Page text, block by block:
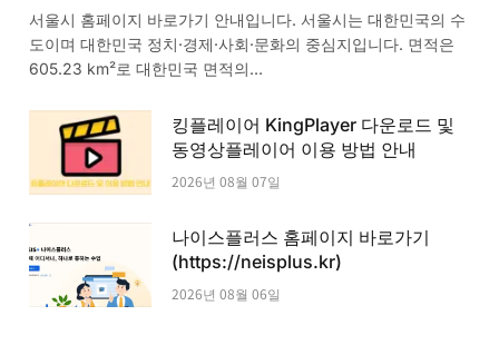
서울시 홈페이지 바로가기 안내입니다. 서울시는 대한민국의 수
도이며 대한민국 정치·경제·사회·문화의 중심지입니다. 면적은
605.23 km²로 대한민국 면적의…
킹플레이어 KingPlayer 다운로드 및
동영상플레이어 이용 방법 안내
2026년 08월 07일
나이스플러스 홈페이지 바로가기
(https://neisplus.kr)
2026년 08월 06일